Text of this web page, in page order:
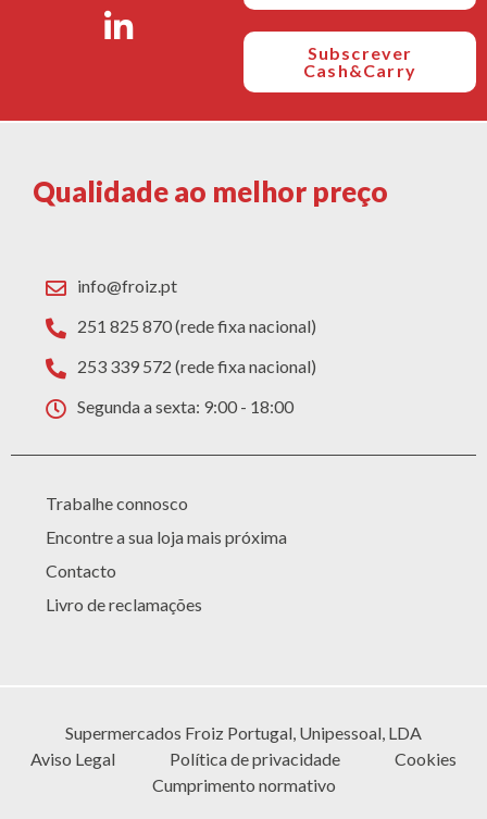
Subscrever
Cash&Carry
Qualidade ao melhor preço
info@froiz.pt
251 825 870 (rede fixa nacional)
253 339 572 (rede fixa nacional)
Segunda a sexta: 9:00 - 18:00
Trabalhe connosco
Encontre a sua loja mais próxima
Contacto
Livro de reclamações
Supermercados Froiz Portugal, Unipessoal, LDA
Aviso Legal
Política de privacidade
Cookies
Cumprimento normativo